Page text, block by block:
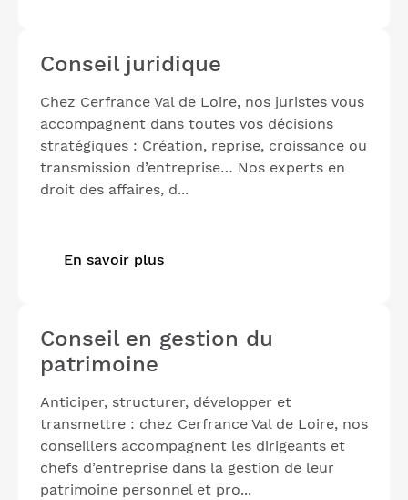
Conseil juridique
Chez Cerfrance Val de Loire, nos juristes vous
accompagnent dans toutes vos décisions
stratégiques : Création, reprise, croissance ou
transmission d’entreprise… Nos experts en
droit des affaires, d...
En savoir plus
Conseil en gestion du
patrimoine
Anticiper, structurer, développer et
transmettre : chez Cerfrance Val de Loire, nos
conseillers accompagnent les dirigeants et
chefs d’entreprise dans la gestion de leur
patrimoine personnel et pro...